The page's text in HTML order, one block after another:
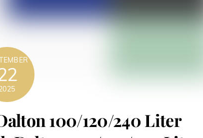
100/120/240 Liter